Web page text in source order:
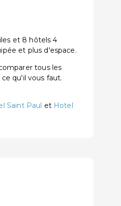
et 8 hôtels 4
et plus d'espace.
tous les
qu'il vous faut.
Saint Paul et Hotel